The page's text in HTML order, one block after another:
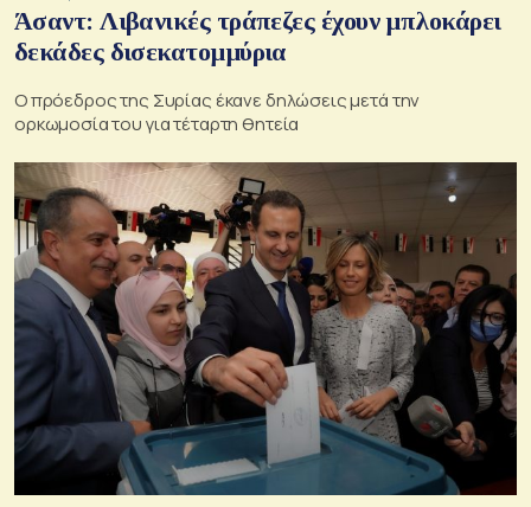
Άσαντ: Λιβανικές τράπεζες έχουν μπλοκάρει
δεκάδες δισεκατομμύρια
Ο πρόεδρος της Συρίας έκανε δηλώσεις μετά την
ορκωμοσία του για τέταρτη θητεία